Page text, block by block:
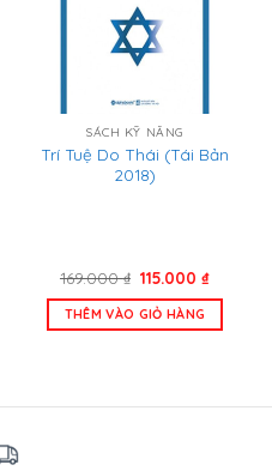
SÁCH KỸ NĂNG
Trí Tuệ Do Thái (Tái Bản
2018)
169.000₫ Giá
là:
169.000 ₫.
115.000₫Giá
tại
THÊM VÀO GIỎ HÀNG